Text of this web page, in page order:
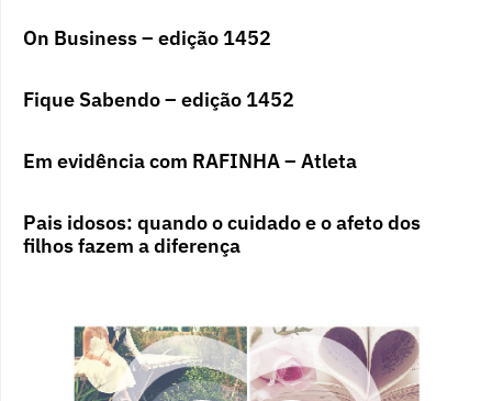
On Business – edição 1452
Fique Sabendo – edição 1452
Em evidência com RAFINHA – Atleta
Pais idosos: quando o cuidado e o afeto dos
filhos fazem a diferença